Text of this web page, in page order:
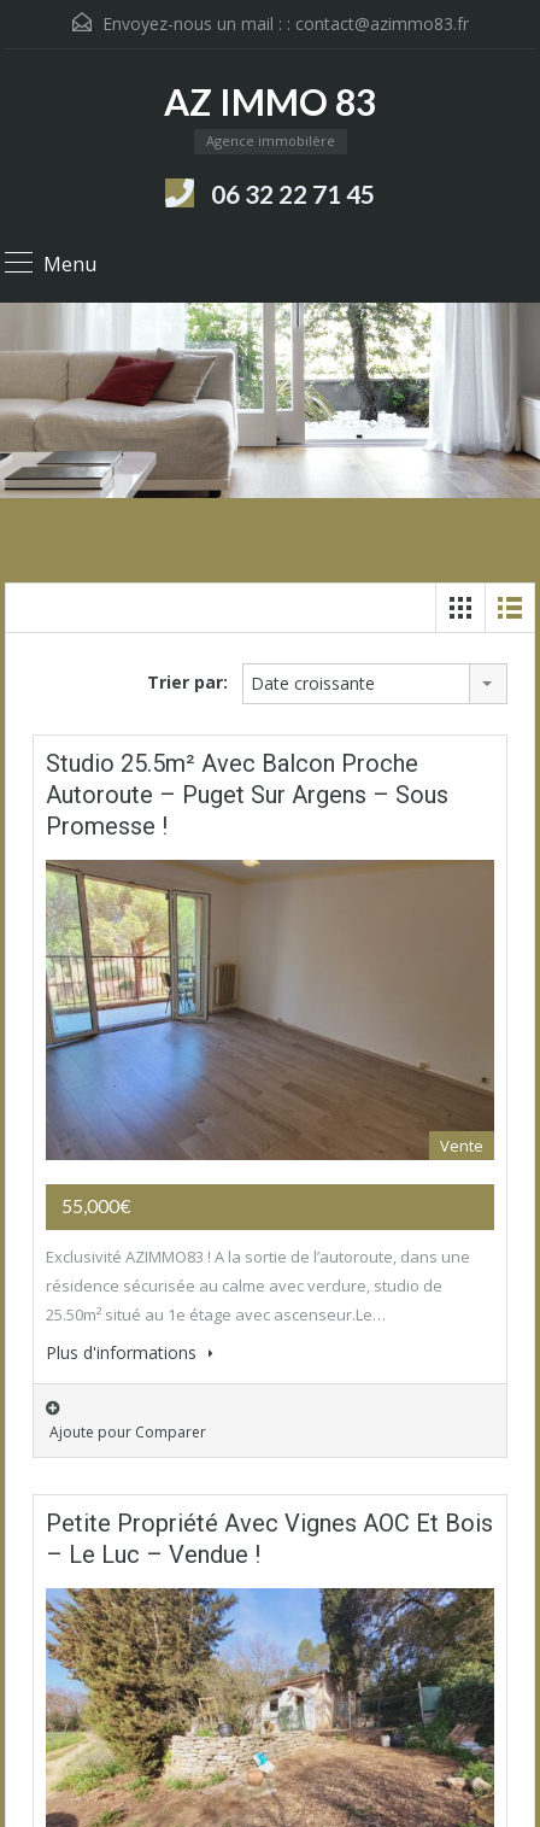
Envoyez-nous un mail : : contact@azimmo83.fr
AZ IMMO 83
Agence immobilère
06 32 22 71 45
Menu
Trier par: Date croissante
Studio 25.5m² Avec Balcon Proche
Autoroute – Puget Sur Argens – Sous
Promesse !
Vente
55,000€
Exclusivité AZIMMO83 ! A la sortie de l’autoroute, dans une
résidence sécurisée au calme avec verdure, studio de
25.50m² situé au 1e étage avec ascenseur.Le…
Plus d'informations
Ajoute pour Comparer
Petite Propriété Avec Vignes AOC Et Bois
– Le Luc – Vendue !